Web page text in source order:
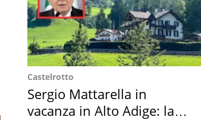
Castelrotto
Sergio Mattarella in
vacanza in Alto Adige: la